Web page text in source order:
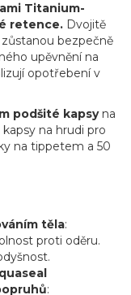
Titanium-
retence. Dvojitě
bezpečně
upěvnění na
opotřebení v
podšité kapsyna
na hrudi pro
na tippetem a 50
těla:
proti oděru.
: